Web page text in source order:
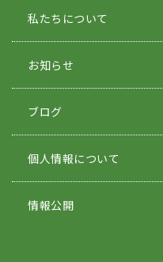
私たちについて
お知らせ
ブログ
個人情報について
情報公開